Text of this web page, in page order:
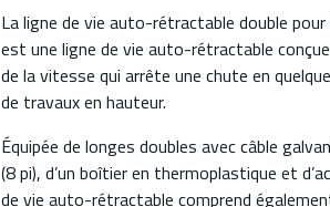
La ligne de vie auto-rétractable double
est une ligne de vie auto-rétractable
de la vitesse qui arrête une chute en
de travaux en hauteur.
Équipée de longes doubles avec câble
(8 pi), d’un boîtier en thermoplastique et
de vie auto-rétractable comprend